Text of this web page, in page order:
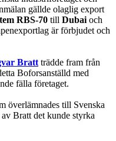
gällde olaglig export
RBS-70 till Dubai och
är förbjudet och
Bratt trädde fram från
Boforsanställd med
fälla företaget.
överlämnades till Svenska
Bratt det kunde styrka